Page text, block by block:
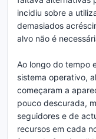
incidiu sobre a
demasiados
alvo não é
Ao longo do tempo
sistema operativo,
começaram a
pouco descurada,
seguidores e de
recursos em cada